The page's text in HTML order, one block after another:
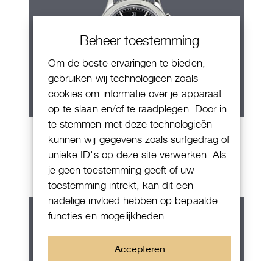
Beheer toestemming
Om de beste ervaringen te bieden,
gebruiken wij technologieën zoals
cookies om informatie over je apparaat
op te slaan en/of te raadplegen. Door in
te stemmen met deze technologieën
kunnen wij gegevens zoals surfgedrag of
unieke ID's op deze site verwerken. Als
je geen toestemming geeft of uw
toestemming intrekt, kan dit een
nadelige invloed hebben op bepaalde
functies en mogelijkheden.
Accepteren
Patek Philippe Annual Calendar
Chornograaf